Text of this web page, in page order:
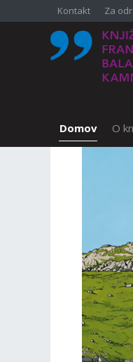
SKOČI DO OSREDNJE
Kontakt Za
Domov O